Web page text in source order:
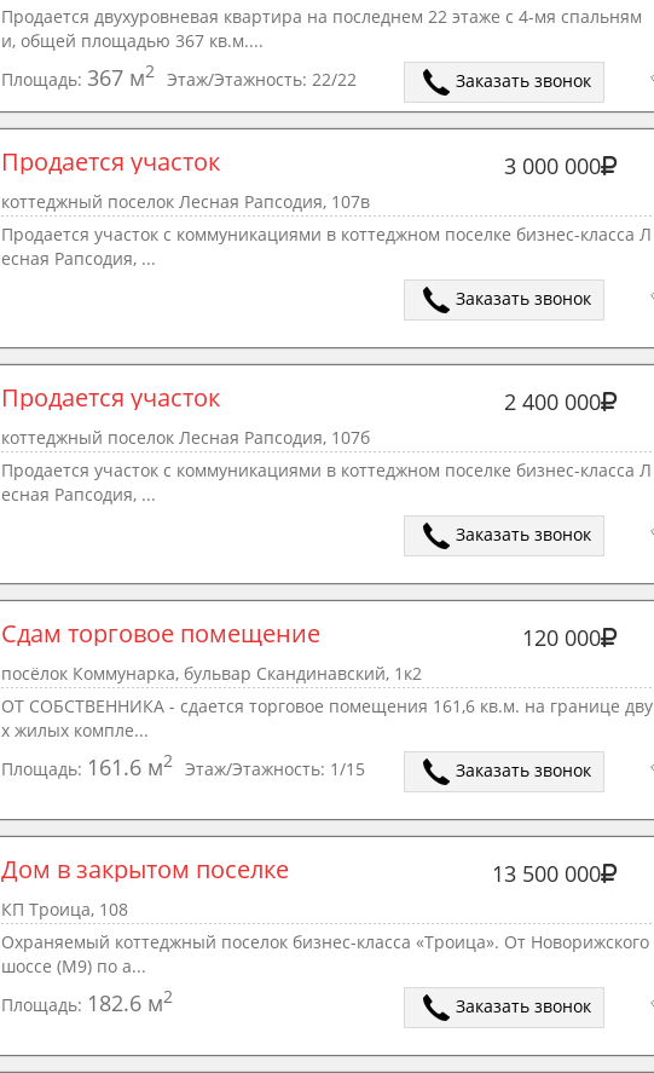
Продается двухуровневая квартира на последнем 22 этаже с 4-мя спальням
и, общей площадью 367 кв.м....
Площадь: 367 м2 Этаж/Этажность: 22/22 Заказать звонок
Продается участок 3 000 000
коттеджный поселок Лесная Рапсодия, 107в
Продается участок с коммуникациями в коттеджном поселке бизнес-класса Л
есная Рапсодия, ...
Заказать звонок
Продается участок 2 400 000
коттеджный поселок Лесная Рапсодия, 107б
Продается участок с коммуникациями в коттеджном поселке бизнес-класса Л
есная Рапсодия, ...
Заказать звонок
Сдам торговое помещение 120 000
посёлок Коммунарка, бульвар Скандинавский, 1к2
ОТ СОБСТВЕННИКА - сдается торговое помещения 161,6 кв.м. на границе дву
х жилых компле...
Площадь: 161.6 м2 Этаж/Этажность: 1/15 Заказать звонок
Дом в закрытом поселке 13 500 000
КП Троица, 108
Охраняемый коттеджный поселок бизнес-класса «Троица». От Новорижского
шоссе (М9) по а...
Площадь: 182.6 м2 Заказать звонок